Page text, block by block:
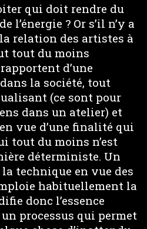
qui doit rendre du
l’énergie ? Or s’il n’y a
relation des artistes à
tout du moins
d’une
la société, tout
(ce sont pour
dans un atelier) et
vue d’une finalité qui
tout du moins n’est
déterministe. Un
technique en vue des
habituellement la
donc l’essence
processus qui permet